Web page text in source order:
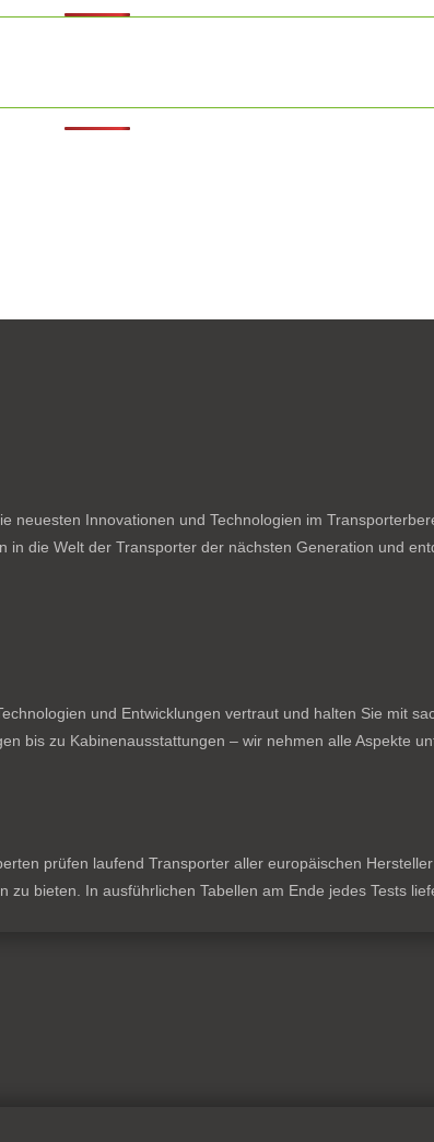
Innovationen und Technologien im
die Welt der Transporter der nächsten Generation und
und Entwicklungen vertraut und halten Sie mit
bis zu Kabinenausstattungen – wir nehmen alle Aspekte
prüfen laufend Transporter aller europäischen
bieten. In ausführlichen Tabellen am Ende jedes Tests